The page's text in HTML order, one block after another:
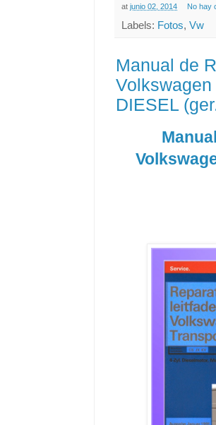
at junio 02, 2014 No hay
Labels: Fotos, Vw
Manual de
DIESEL